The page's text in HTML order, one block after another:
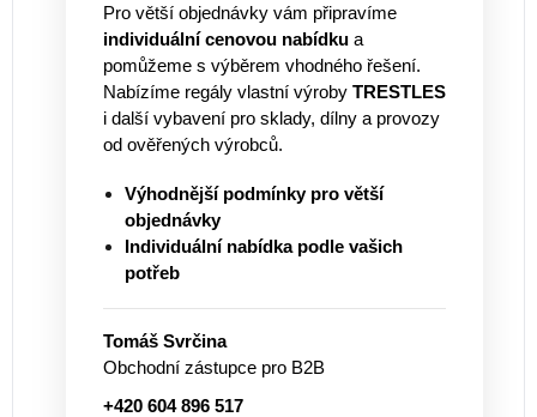
Pro větší objednávky vám připravíme
individuální cenovou nabídku a
pomůžeme s výběrem vhodného řešení.
Nabízíme regály vlastní výroby TRESTLES
i další vybavení pro sklady, dílny a provozy
od ověřených výrobců.
Výhodnější podmínky pro větší
objednávky
Individuální nabídka podle vašich
potřeb
Tomáš Svrčina
Obchodní zástupce pro B2B
+420 604 896 517